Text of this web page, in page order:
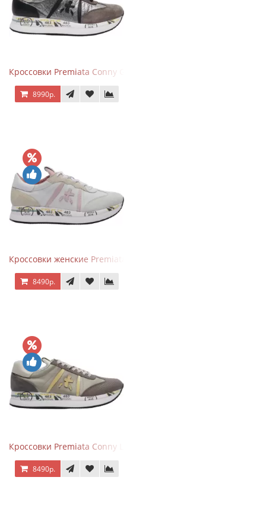
Кроссовки Premiata Conny Gray Brown
8990р.
Кроссовки женские Premiata Conny бежево-серые с розовым
8490р.
Кроссовки Premiata Conny Leather Beige
8490р.